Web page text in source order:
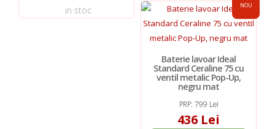
in stoc NOU
Baterie lavoar Ideal
Standard Ceraline 75 cu
ventil metalic Pop-Up,
negru mat
PRP: 799 Lei
436 Lei